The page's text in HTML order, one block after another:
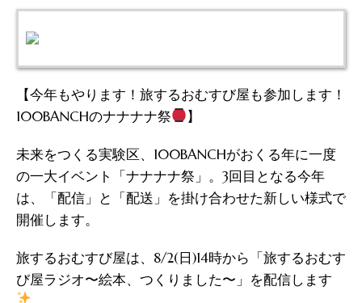
【今年もやります！旅するおむすび屋も参加します！
100BANCHのナナナナ祭
】
未来をつくる実験区、100BANCHがおくる年に一度
の一大イベント「ナナナナ祭」。3回目となる今年
は、「配信」と「配送」を掛け合わせた新しい様式で
開催します。
旅するおむすび屋は、8/2(日)14時から「旅するおむす
び屋ラジオ〜絵本、つくりました〜」を配信します